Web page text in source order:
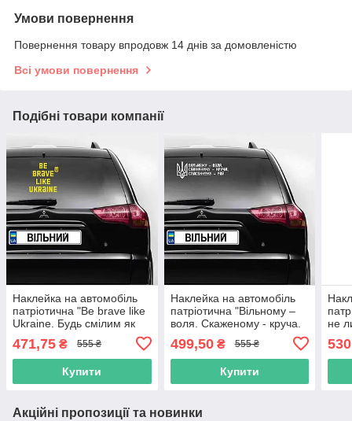
Умови повернення
Повернення товару впродовж 14 днів за домовленістю
Всі умови повернення
Подібні товари компанії
Наклейка на автомобіль
патріотична "Be brave like
Ukraine. Будь смілим як
Україна" (колір плівки на
вибір клієнта) з оракалу
471,75 ₴ 555 ₴
Купити
Наклейка на автомобіль
патріотична "Вільному –
воля. Скаженому - круча.
Спасенному– рай" (колір
плівки на вибір клієнта) з
оракалу
499,50₴ 555 ₴
Купити
не
Акційні пропозиції та новинки